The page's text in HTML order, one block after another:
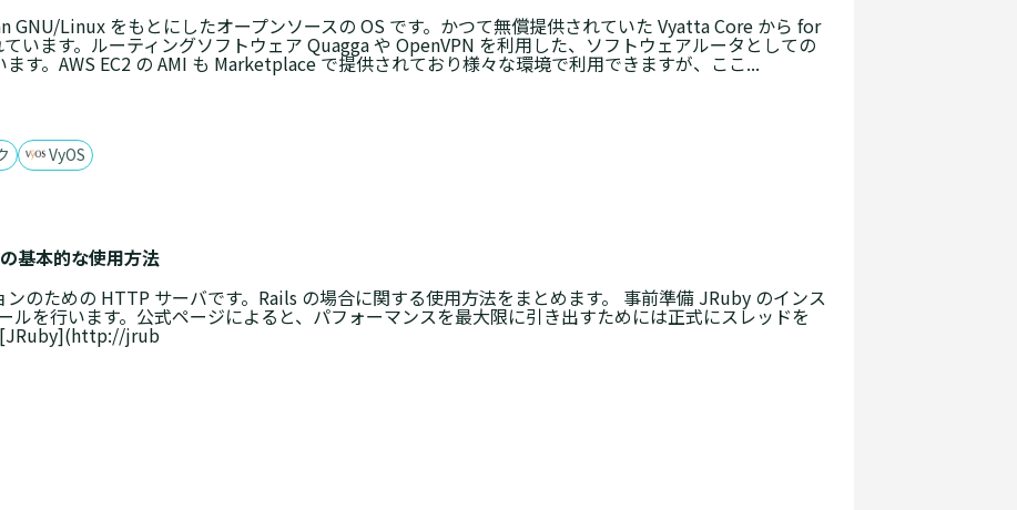
GNU/Linux をもとにしたオープンソースの OS です。かつて無償提供されていた Vyatta Core から for
います。ルーティングソフトウェア Quagga や OpenVPN を利用した、ソフトウェアルータとしての
す。AWS EC2 の AMI も Marketplace で提供されており様々な環境で利用できますが、ここ...
VyOS
基本的な使用方法
のための HTTP サーバです。Rails の場合に関する使用方法をまとめます。 事前準備 JRuby のインス
ルを行います。公式ページによると、パフォーマンスを最大限に引き出すためには正式にスレッドを
[JRuby](http://jrub